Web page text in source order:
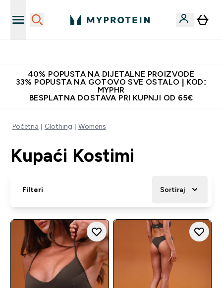
40% POPUSTA NA DIJETALNE PROIZVODE
33% POPUSTA NA GOTOVO SVE OSTALO | KOD:
MYPHR
BESPLATNA DOSTAVA PRI KUPNJI OD 65€
Početna Clothing Womens
Kupaći Kostimi
Filteri Sortiraj